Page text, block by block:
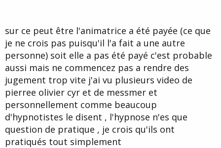
sur ce peut être l'animatrice a été payée (ce que
je ne crois pas puisqu'il l'a fait a une autre
personne) soit elle a pas été payé c'est probable
aussi mais ne commencez pas a rendre des
jugement trop vite j'ai vu plusieurs video de
pierree olivier cyr et de messmer et
personnellement comme beaucoup
d'hypnotistes le disent , l'hypnose n'es que
question de pratique , je crois qu'ils ont
pratiqués tout simplement